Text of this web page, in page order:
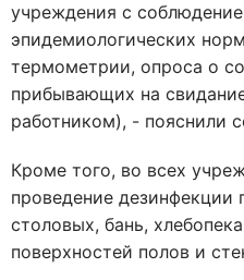
учреждения с
эпидемиологических
термометрии, опроса о
прибывающих на
работником), - пояснили
Кроме того, во всех
проведение
столовых, бань,
поверхностей полов и